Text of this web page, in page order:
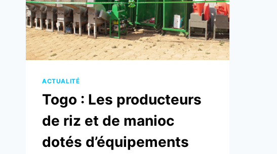
ACTUALITÉ
Togo : Les producteurs
de riz et de manioc
dotés d’équipements